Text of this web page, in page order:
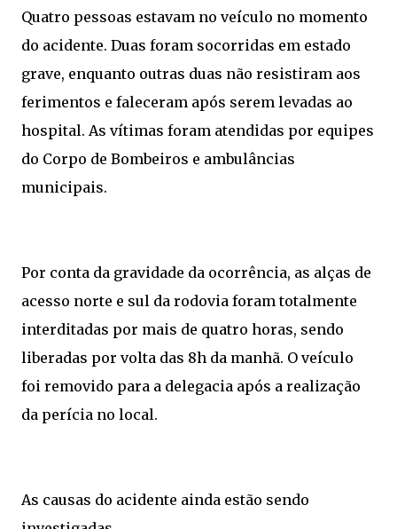
Quatro pessoas estavam no veículo no momento
do acidente. Duas foram socorridas em estado
grave, enquanto outras duas não resistiram aos
ferimentos e faleceram após serem levadas ao
hospital. As vítimas foram atendidas por equipes
do Corpo de Bombeiros e ambulâncias
municipais.
Por conta da gravidade da ocorrência, as alças de
acesso norte e sul da rodovia foram totalmente
interditadas por mais de quatro horas, sendo
liberadas por volta das 8h da manhã. O veículo
foi removido para a delegacia após a realização
da perícia no local.
As causas do acidente ainda estão sendo